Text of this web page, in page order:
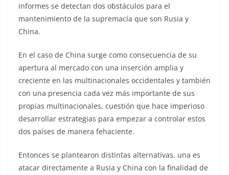
informes se detectan dos obstáculos para el
mantenimiento de la supremacía que son Rusia y
China.
En el caso de China surge como consecuencia de su
apertura al mercado con una inserción amplia y
creciente en las multinacionales occidentales y también
con una presencia cada vez más importante de sus
propias multinacionales, cuestión que hace imperioso
desarrollar estrategias para empezar a controlar estos
dos países de manera fehaciente.
Entonces se plantearon distintas alternativas, una es
atacar directamente a Rusia y China con la finalidad de